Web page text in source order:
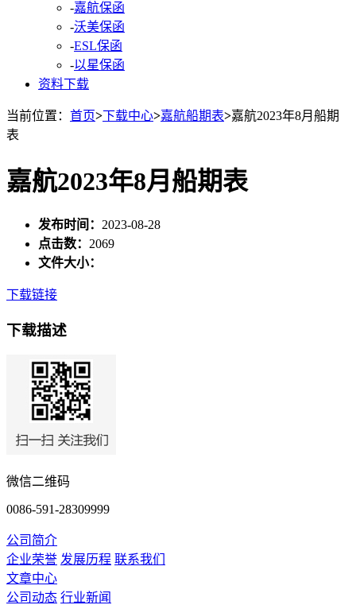
-嘉航保函
-沃美保函
-ESL保函
-以星保函
资料下载
当前位置： 首页>下载中心>嘉航船期表>嘉航2023年8月船期
表
嘉航2023年8月船期表
发布时间： 2023-08-28
点击数： 2069
文件大小：
下载链接
下载描述
微信二维码
0086-591-28309999
公司简介
企业荣誉 发展历程 联系我们
文章中心
公司动态 行业新闻